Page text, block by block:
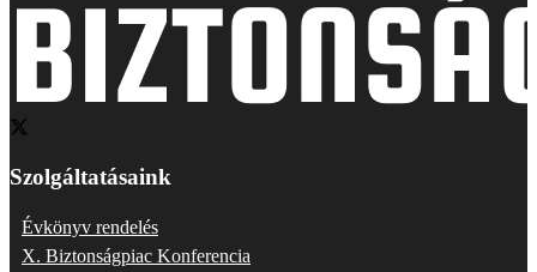
Szolgáltatásaink
Évkönyv rendelés
X. Biztonságpiac Konferencia